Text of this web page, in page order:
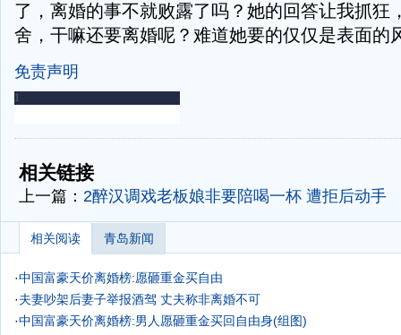
了，离婚的事不就败露了吗？她的回答让我抓狂
舍，干嘛还要离婚呢？难道她要的仅仅是表面的
免责声明
-
相关链接
上一篇： 2醉汉调戏老板娘非要陪喝一杯 遭拒后动手
相关阅读 青岛新闻
·中国富豪天价离婚榜:愿砸重金买自由
·夫妻吵架后妻子举报酒驾 丈夫称非离婚不可
·中国富豪天价离婚榜:男人愿砸重金买回自由身(组图)